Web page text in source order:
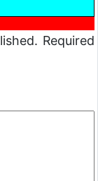
Required